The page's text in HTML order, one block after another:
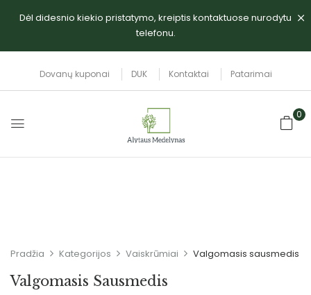
Dėl didesnio kiekio pristatymo, kreiptis kontaktuose nurodytu
telefonu.
Dovanų kuponai DUK Kontaktai Patarimai
0
Pradžia Kategorijos Vaiskrūmiai Valgomasis sausmedis
Valgomasis Sausmedis